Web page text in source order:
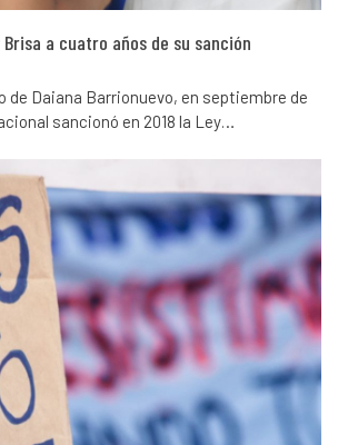
Brisa a cuatro años de su sanción
de Daiana Barrionuevo, en septiembre de
sancionó en 2018 la Ley…